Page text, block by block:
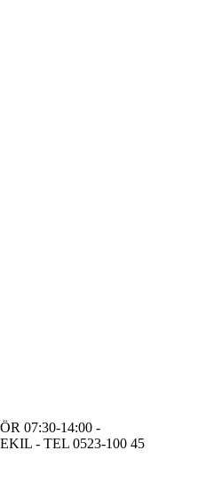
07:30-14:00 -
- TEL 0523-100 45